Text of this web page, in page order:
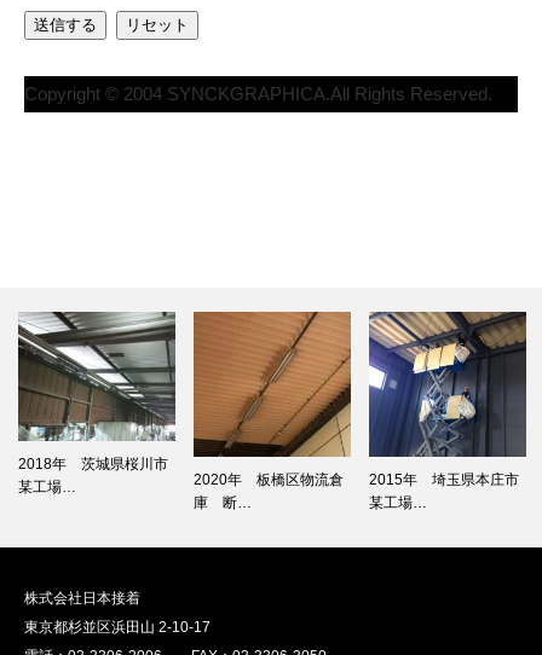
送信する リセット
Copyright © 2004 SYNCKGRAPHICA.All Rights Reserved.
2018年 茨城県桜川市
某工場…
2020年 板橋区物流倉
庫 断…
2015年 埼玉県本庄市
某工場…
株式会社日本接着
東京都杉並区浜田山 2-10-17